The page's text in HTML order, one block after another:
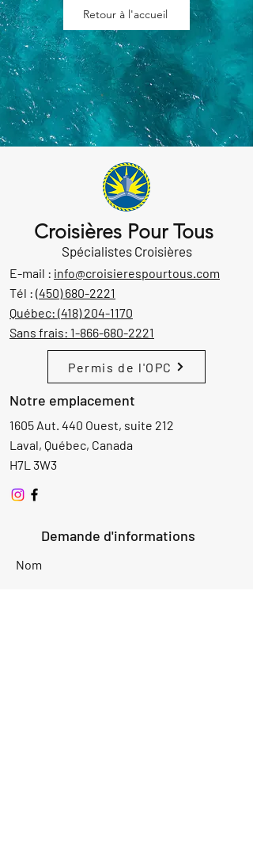
Retour à l'accueil
Croisières Pour Tous
Spécialistes Croisières
E-mail : info@croisierespourtous.com
Tél : (450) 680-2221
Québec: (418) 204-1170
Sans frais: 1-866-680-2221
Permis de l'OPC
Notre emplacement
1605 Aut. 440 Ouest, suite 212
Laval, Québec, Canada
H7L 3W3
Demande d'informations
Nom